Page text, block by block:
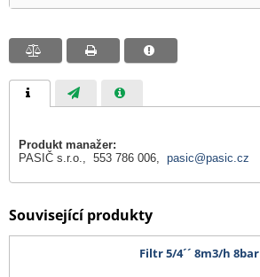
Produkt manažer:
PASIČ s.r.o., 553 786 006, pasic@pasic.cz
Související produkty
Filtr 5/4´´ 8m3/h 8bar